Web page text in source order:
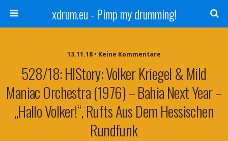
xdrum.eu - Pimp my drumming!
13.11.18 • Keine Kommentare
528/18: HIStory: Volker Kriegel & Mild
Maniac Orchestra (1976) – Bahia Next Year –
„Hallo Volker!“, Rufts Aus Dem Hessischen
Rundfunk